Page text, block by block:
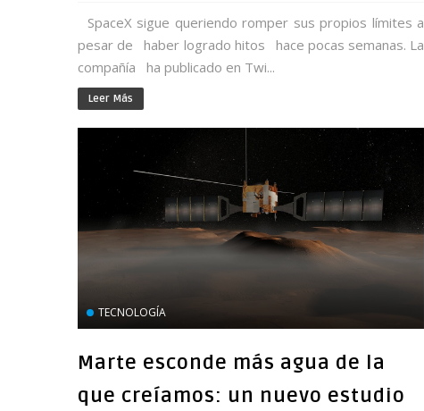
SpaceX sigue queriendo romper sus propios límites a
pesar de haber logrado hitos hace pocas semanas. La
compañía ha publicado en Twi...
Leer Más
TECNOLOGÍA
Marte esconde más agua de la
que creíamos: un nuevo estudio